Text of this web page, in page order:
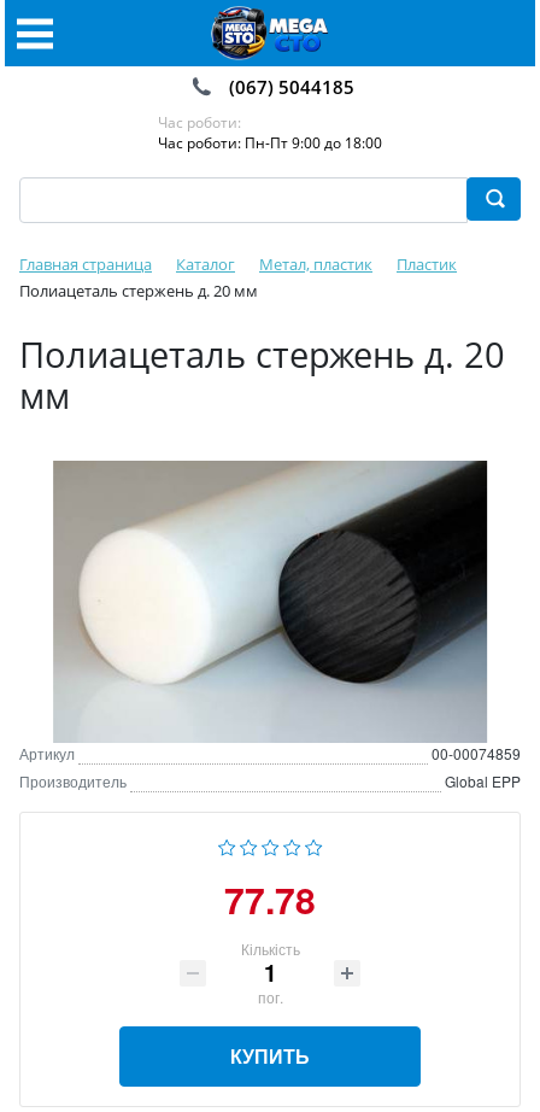
(067) 5044185
Час роботи:
Час роботи: Пн-Пт 9:00 до 18:00
Главная страница Каталог Метал, пластик
Пластик
Полиацеталь стержень д. 20 мм
Полиацеталь стержень д. 20
мм
Артикул
00-00074859
Производитель
Global EPP
77.78
Кількість
пог.
КУПИТЬ